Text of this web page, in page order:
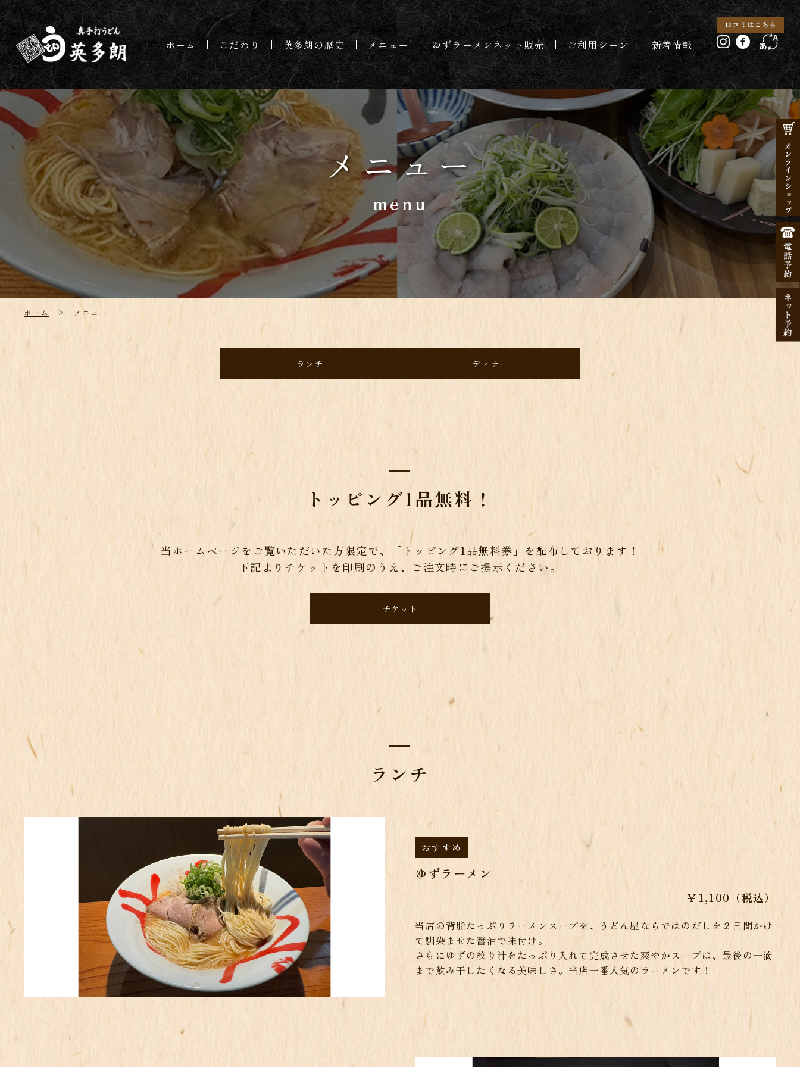
ホーム こだわり 英多朗の歴史 メニュー ゆずラーメンネット販売 ご利用シーン 新着情報
menu
メニュー
ホーム > メニュー
ランチ ディナー
トッピング1品無料！
当ホームページをご覧いただいた方限定で、「トッピング1品無料券」を配布しております！
下記よりチケットを印刷のうえ、ご注文時にご提示ください。
チケット
ランチ
おすすめ
ゆずラーメン
￥1,100（税込）
当店の背脂たっぷりラーメンスープを、うどん屋ならではのだしを２日間かけ
て馴染ませた醤油で味付け。
さらにゆずの絞り汁をたっぷり入れて完成させた爽やかスープは、最後の一滴
まで飲み干したくなる美味しさ。当店一番人気のラーメンです！